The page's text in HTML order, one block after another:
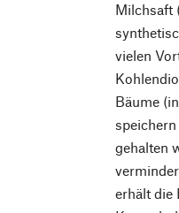
Milchsaft
vielen
Bäume
gehalten
erhält die